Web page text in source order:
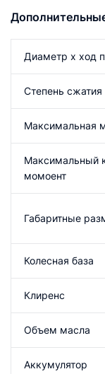
Диаметр х ход
Степень сжатия
Максимальная
Максимальный
момоент
Габаритные
Колесная база
Клиренс
Объем масла
Аккумулятор